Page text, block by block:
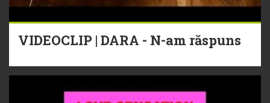
VIDEOCLIP | DARA - N-am răspuns